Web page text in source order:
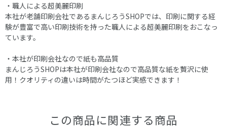
・職人による超美麗印刷
本社が老舗印刷会社であるまんじろうSHOPでは、印刷に関する経
験が豊富で高い印刷技術を持った職人による超美麗印刷をおこなっ
ています。
・本社が印刷会社なので紙も高品質
まんじろうSHOPは本社が印刷会社なので高品質な紙を贅沢に使
用！クオリティの違いは時間がたつほど実感できます！
この商品に関連する商品